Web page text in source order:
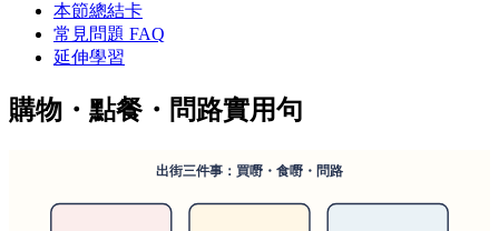
本節總結卡
常見問題 FAQ
延伸學習
購物・點餐・問路實用句